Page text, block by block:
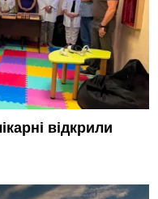
відкрили